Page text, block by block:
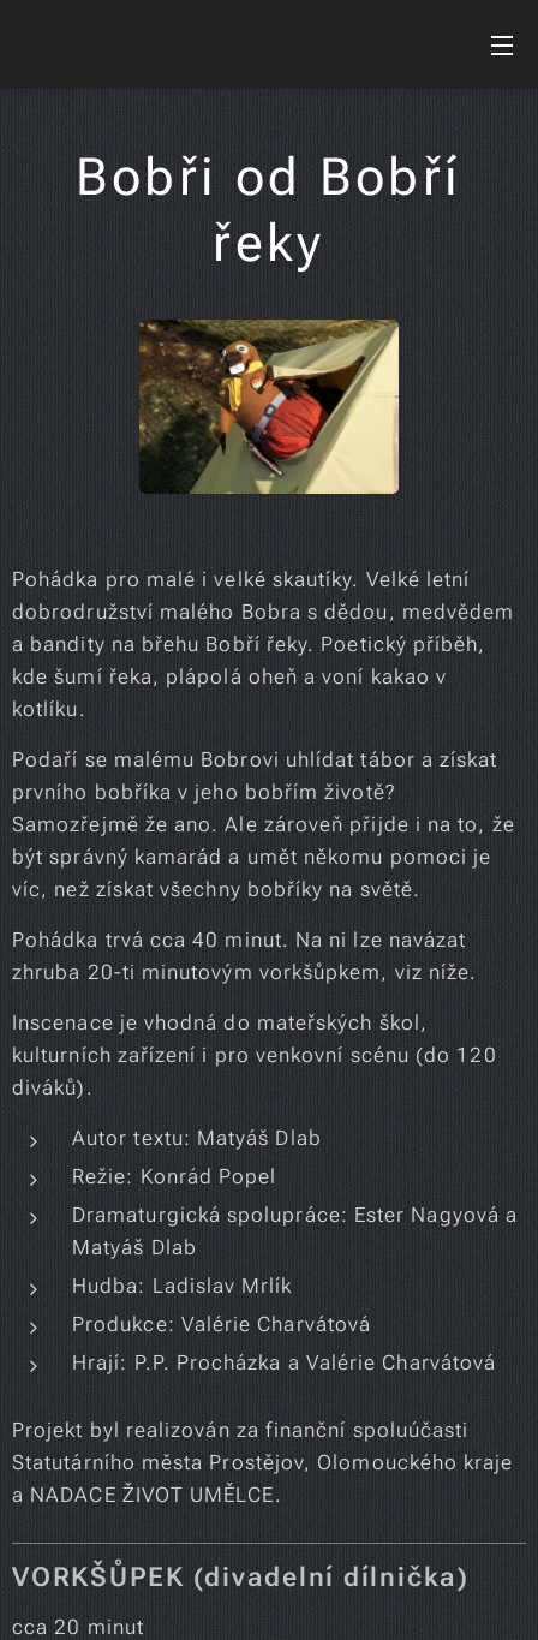
Bobři od Bobří
řeky
Pohádka pro malé i velké skautíky. Velké letní
dobrodružství malého Bobra s dědou, medvědem
a bandity na břehu Bobří řeky. Poetický příběh,
kde šumí řeka, plápolá oheň a voní kakao v
kotlíku.
Podaří se malému Bobrovi uhlídat tábor a získat
prvního bobříka v jeho bobřím životě?
Samozřejmě že ano. Ale zároveň přijde i na to, že
být správný kamarád a umět někomu pomoci je
víc, než získat všechny bobříky na světě.
Pohádka trvá cca 40 minut. Na ni lze navázat
zhruba 20-ti minutovým vorkšůpkem, viz níže.
Inscenace je vhodná do mateřských škol,
kulturních zařízení i pro venkovní scénu (do 120
diváků).
Autor textu: Matyáš Dlab
Režie: Konrád Popel
Dramaturgická spolupráce: Ester Nagyová a
Matyáš Dlab
Hudba: Ladislav Mrlík
Produkce: Valérie Charvátová
Hrají: P.P. Procházka a Valérie Charvátová
Projekt byl realizován za finanční spoluúčasti
Statutárního města Prostějov, Olomouckého kraje
a NADACE ŽIVOT UMĚLCE.
VORKŠŮPEK (divadelní dílnička)
cca 20 minut